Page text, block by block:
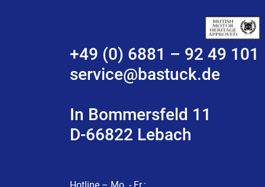
+49 (0) 6881 – 92 49 101
service@bastuck.de
In Bommersfeld 11
D-66822 Lebach